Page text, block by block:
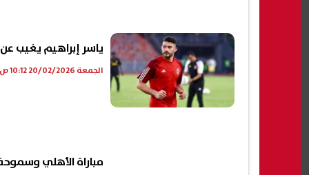
ياسر إبراهيم يغيب
الجمعة 20/02/2026 10:12 ص
مباراة الأهلي